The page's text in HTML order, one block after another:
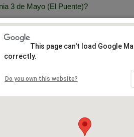
3 de Mayo (El Puente)?
This page can't load Google
correctly.
Do you own this website?